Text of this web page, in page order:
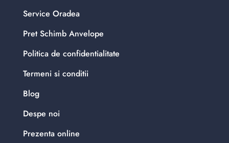
Service Oradea
Pret Schimb Anvelope
Politica de confidentialitate
Termeni si conditii
Blog
Despe noi
Prezenta online